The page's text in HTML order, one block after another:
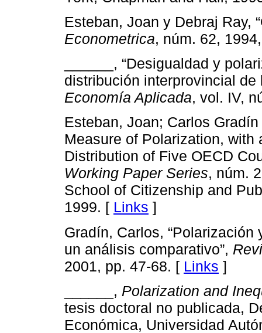
Esteban, Joan y Debraj Ray,
Econometrica, núm. 62,
______, “Desigualdad y
distribución interprovincial
Economía Aplicada, vol. IV,
Esteban, Joan; Carlos
Measure of Polarization,
Distribution of Five OECD
Working Paper Series, núm.
School of Citizenship and
1999. [ Links ]
Gradín, Carlos,
un análisis comparativo”,
2001, pp. 47-68. [ Links ]
______, Polarization and
tesis doctoral no publicada,
Económica, Universidad